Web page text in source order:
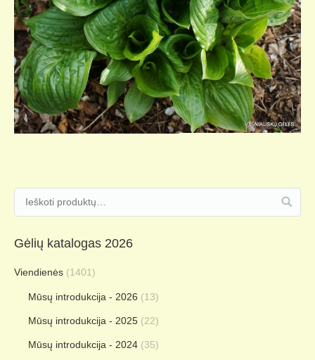
Gėlių katalogas 2026
Viendienės (1401)
Mūsų introdukcija - 2026 (13)
Mūsų introdukcija - 2025 (22)
Mūsų introdukcija - 2024 (35)